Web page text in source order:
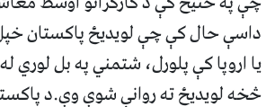
داسې حال کې چې لویدیځ پاکستان
یا اروپا کې پلورل، شتمني په بل لوري